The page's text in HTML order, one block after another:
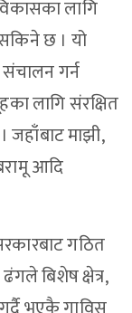
लागि
सकिने छ । यो
गर्न
लागि संरक्षित
जहाँबाट माझी,
आदि
गठित
बिशेष क्षेत्र,